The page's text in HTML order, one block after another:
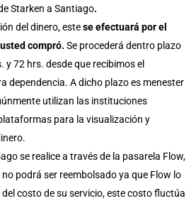
Starken a Santiago.
del dinero, estese efectuará por el
compró. Se procederá dentro plazo
y 72 hrs. desde que recibimos el
dependencia. A dicho plazo es menester
utilizan las instituciones
para la visualización y
se realice a través de la pasarela Flow,
podrá ser reembolsado ya que Flow lo
costo de su servicio, este costo fluctúa